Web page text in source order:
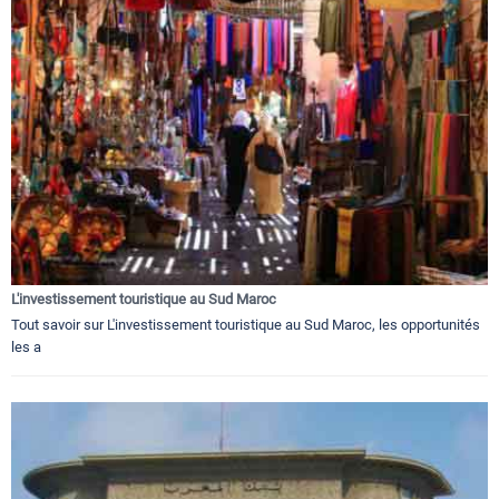
L'investissement touristique au Sud Maroc
Tout savoir sur L'investissement touristique au Sud Maroc, les opportunités
les a